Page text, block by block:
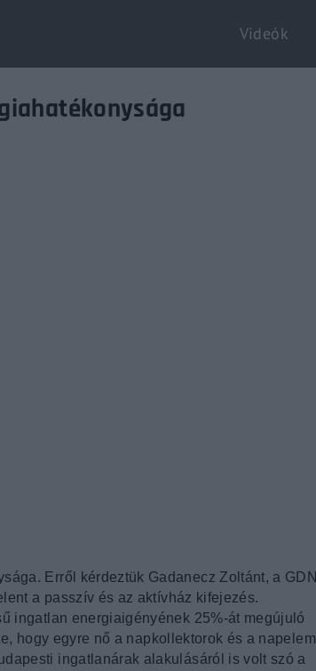
Videók
Erről kérdeztük Gadanecz Zoltánt, a GDN
a passzív és az aktívház kifejezés.
ingatlan energiaigényének 25%-át megújuló
hogy egyre nő a napkollektorok és a
ingatlanárak alakulásáról is volt szó a
Login